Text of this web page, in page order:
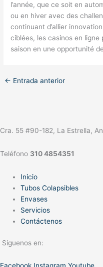
l’année, que ce soit en
ou en hiver avec des
continuant d’allier
ciblées, les casinos en
saison en une opportunité
← Entrada anterior
Cra. 55 #90-182, La Estrella,
Teléfono 310 4854351
Inicio
Tubos Colapsibles
Envases
Servicios
Contáctenos
Síguenos en: